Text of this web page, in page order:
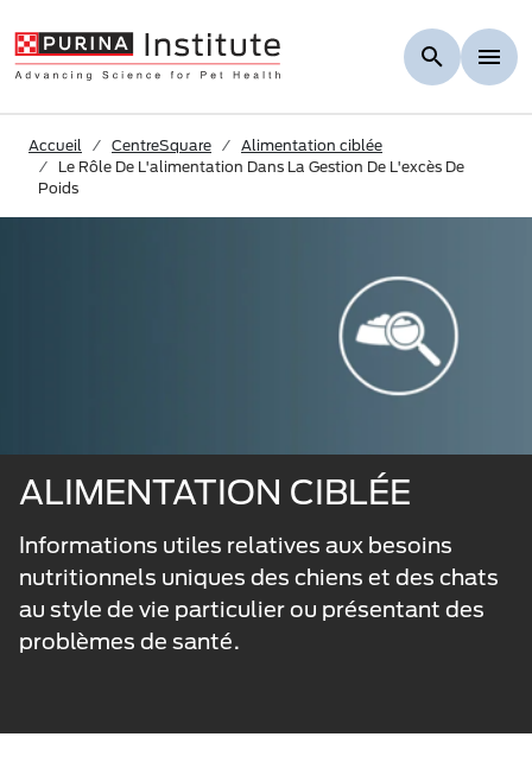
Accueil CentreSquare
Alimentation ciblée
Le Rôle De L'alimentation Dans La Gestion De L'excès De
Poids
ALIMENTATION CIBLÉE
Informations utiles relatives aux besoins
nutritionnels uniques des chiens et des chats
au style de vie particulier ou présentant des
problèmes de santé.